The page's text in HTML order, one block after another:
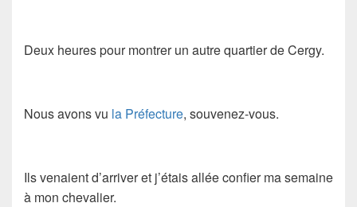
Deux heures pour montrer un autre quartier de Cergy.
Nous avons vu la Préfecture, souvenez-vous.
Ils venaient d’arriver et j’étais allée confier ma semaine
à mon chevalier.